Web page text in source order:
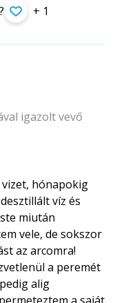
+ 1
igazolt vevő
hónapokig
víz és
miután
vele, de sokszor
az arcomra!
a peremét
alig